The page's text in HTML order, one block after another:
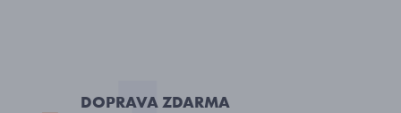
DOPRAVA ZDARMA